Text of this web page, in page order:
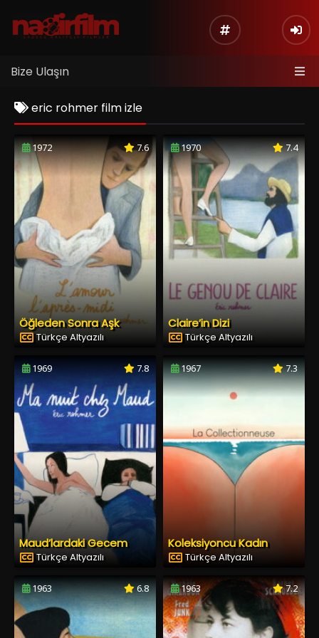
Bize Ulaşın
eric rohmer film izle
1972 7.6
Öğleden Sonra Aşk
Türkçe Altyazılı
1970 7.4
Claire’in Dizi
Türkçe Altyazılı
1969 7.8
Maud’lardaki Gecem
Türkçe Altyazılı
1967 7.3
Koleksiyoncu Kadın
Türkçe Altyazılı
1963 6.8 1963 7.2